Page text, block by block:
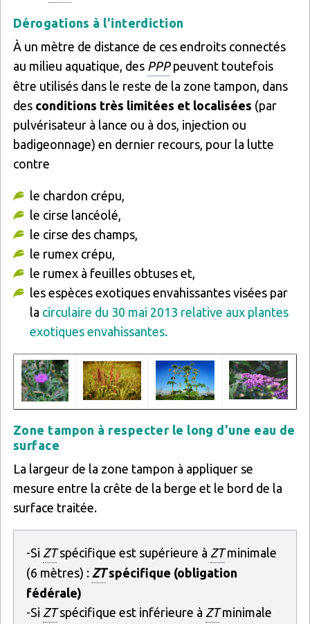
Dérogations à l'interdiction
À un mètre de distance de ces endroits connectés
au milieu aquatique, des PPPpeuvent toutefois
être utilisés dans le reste de la zone tampon, dans
des conditions très limitées et localisées (par
pulvérisateur à lance ou à dos, injection ou
badigeonnage) en dernier recours, pour la lutte
contre
le chardon crépu,
le cirse lancéolé,
le cirse des champs,
le rumex crépu,
le rumex à feuilles obtuses et,
les espèces exotiques envahissantes visées par
la circulaire du 30 mai 2013 relative aux plantes
exotiques envahissantes.
Image Image Image Image
Zone tampon à respecter le long d'une eau de
surface
La largeur de la zone tampon à appliquer se
mesure entre la crête de la berge et le bord de la
surface traitée.
-Si ZTspécifique est supérieure à ZTminimale
(6 mètres) : ZTspécifique (obligation
fédérale)
-Si ZTspécifique est inférieure à ZTminimale